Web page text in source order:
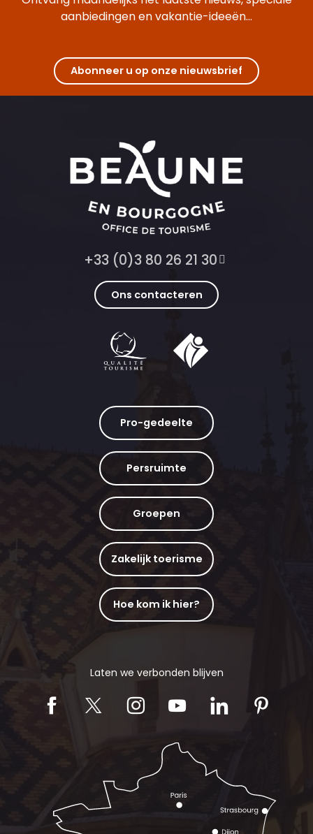
aanbiedingen en vakantie-ideeën...
Abonneer u op onze nieuwsbrief
+33 (0)3 80 26 21 30
Ons contacteren
Pro-gedeelte
Persruimte
Groepen
Zakelijk toerisme
Hoe kom ik hier?
Laten we verbonden blijven